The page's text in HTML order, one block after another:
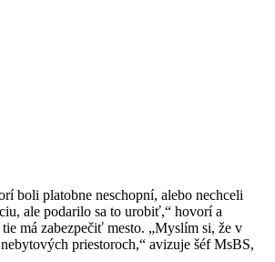
boli platobne neschopní, alebo nechceli
ale podarilo sa to urobiť,“ hovorí a
má zabezpečiť mesto. „Myslím si, že v
priestoroch,“ avizuje šéf MsBS,